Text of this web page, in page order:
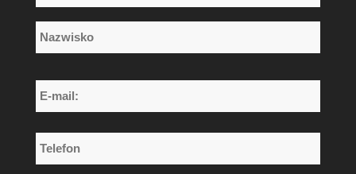
*
E-
mail:
*
Telefon
*